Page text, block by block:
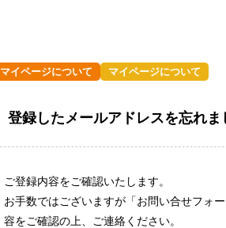
マイページについて マイページについて
登録したメールアドレスを忘れ
ご登録内容をご確認いたします。
お手数ではございますが「お問い合せフォ
容をご確認の上、ご連絡ください。